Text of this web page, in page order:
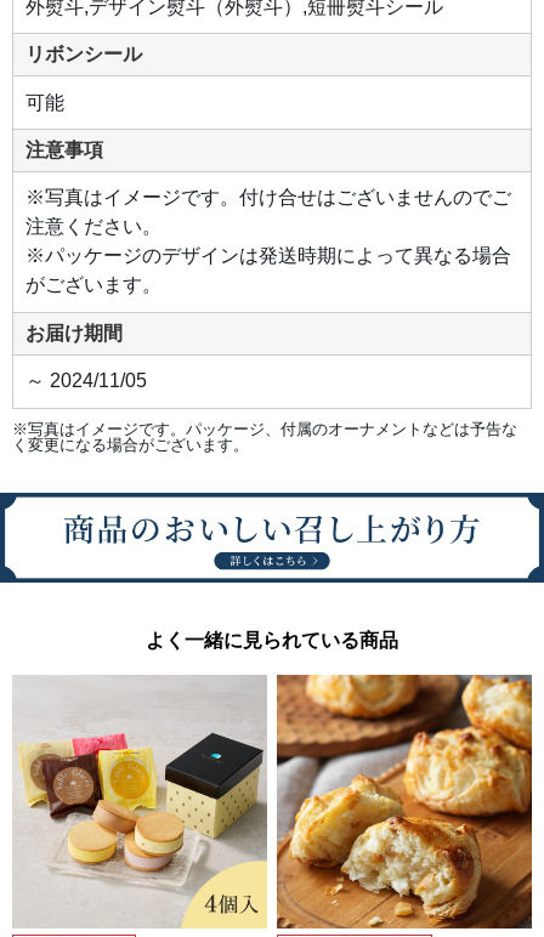
外熨斗,デザイン熨斗（外熨斗）,短冊熨斗シール
リボンシール
可能
注意事項
※写真はイメージです。付け合せはございませんのでご
注意ください。
※パッケージのデザインは発送時期によって異なる場合
がございます。
お届け期間
～ 2024/11/05
※写真はイメージです。パッケージ、付属のオーナメントなどは予告な
く変更になる場合がございます。
よく一緒に見られている商品